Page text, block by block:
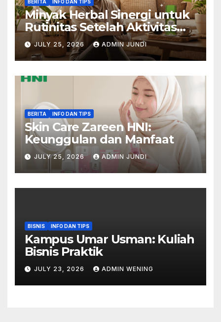
BERITA INFO DAN TIPS
Minyak Herbal Sinergi untuk
Rutinitas Setelah Aktivitas
Padat
JULY 25, 2026 ADMIN JUNDI
BERITA INFO DAN TIPS
Skin Care Zareen HNI:
Keunggulan dan Manfaat
JULY 25, 2026 ADMIN JUNDI
BISNIS INFO DAN TIPS
Kampus Umar Usman: Kuliah
Bisnis Praktik
JULY 23, 2026 ADMIN WENING